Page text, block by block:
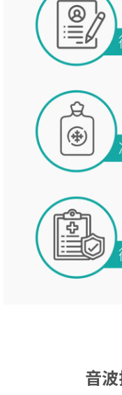
音